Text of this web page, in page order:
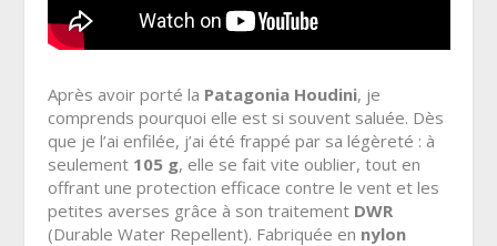
Après avoir porté la Patagonia Houdini, je
comprends pourquoi elle est si souvent saluée. Dès
que je l’ai enfilée, j’ai été frappé par sa légèreté : à
seulement 105 g, elle se fait vite oublier, tout en
offrant une protection efficace contre le vent et les
petites averses grâce à son traitement DWR
(Durable Water Repellent). Fabriquée en nylon